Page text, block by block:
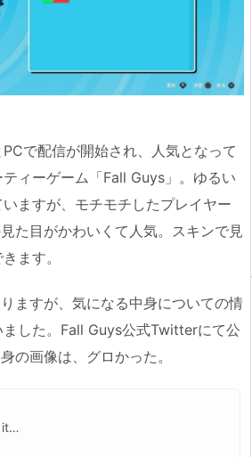
で配信が開始され、人気となって
ィーゲーム「Fall Guys」。ゆるい
ますが、モチモチしたプレイヤー
た目がかわいくて人気。スキンで見
ます。
ますが、気になる中身についての情
した。Fall Guys公式Twitterにて公
の画像は、グロかった。
it…